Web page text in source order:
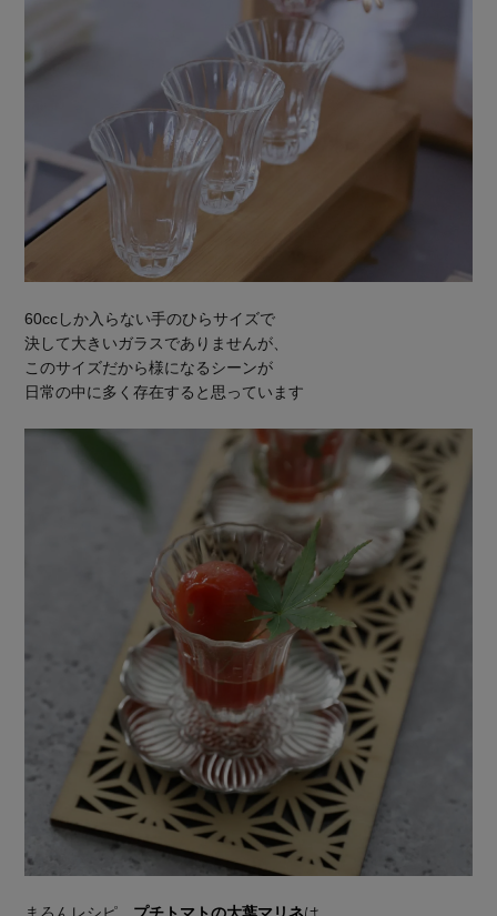
60ccしか入らない手のひらサイズで
決して大きいガラスでありませんが、
このサイズだから様になるシーンが
日常の中に多く存在すると思っています